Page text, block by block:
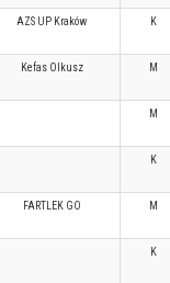
AZS UP Kraków K
Kefas Olkusz M
M
K
FARTLEK GO M
K